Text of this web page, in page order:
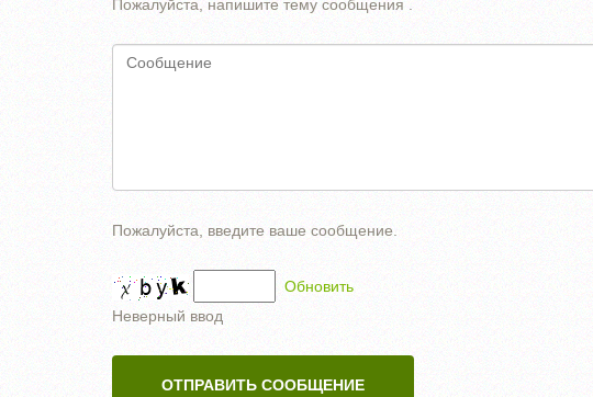
Пожалуйста, напишите тему сообщения .
Пожалуйста, введите ваше сообщение.
Обновить
Неверный ввод